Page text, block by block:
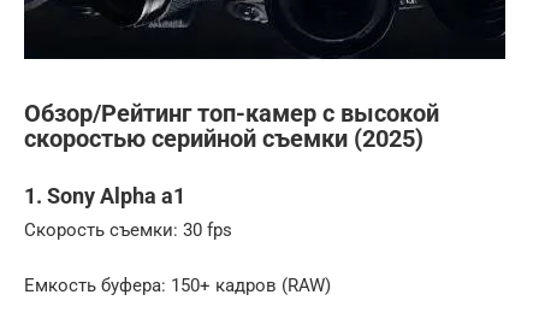
Обзор/Рейтинг топ-камер с высокой
скоростью серийной съемки (2025)
1. Sony Alpha a1
Скорость съемки: 30 fps
Емкость буфера: 150+ кадров (RAW)